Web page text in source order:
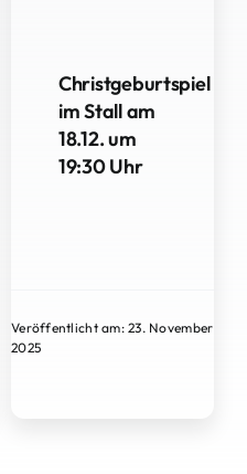
Christgeburtspiel
im Stall am
18.12. um
19:30 Uhr
Veröffentlicht am: 23. November
2025